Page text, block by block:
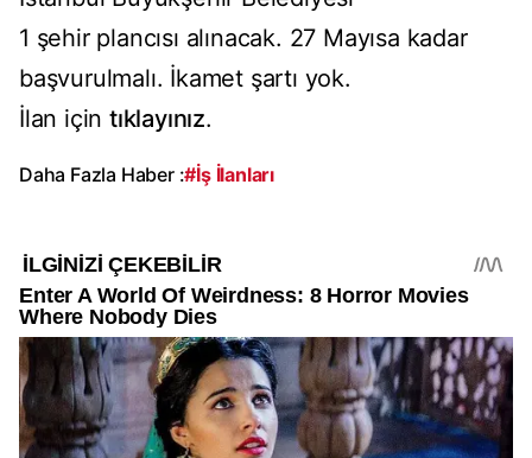
1 şehir plancısı alınacak. 27 Mayısa kadar
başvurulmalı. İkamet şartı yok.
İlan için tıklayınız.
Daha Fazla Haber :#İş İlanları